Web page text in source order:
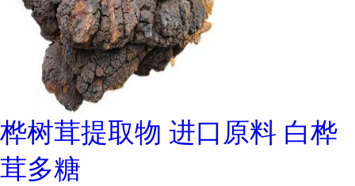
桦树茸提取物 进口原料 白桦
茸多糖